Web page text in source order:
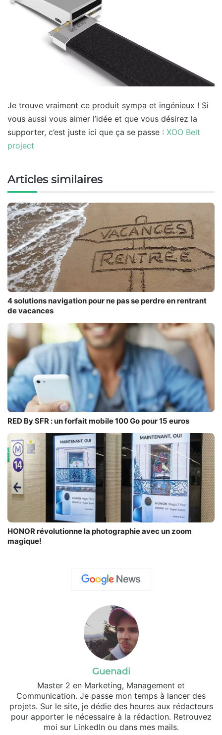
Je trouve vraiment ce produit sympa et ingénieux ! Si
vous aussi vous aimer l’idée et que vous désirez la
supporter, c’est juste ici que ça se passe : XOO Belt
project
Articles similaires
4 solutions navigation pour ne pas se perdre en rentrant
de vacances
RED By SFR : un forfait mobile 100 Go pour 15 euros
HONOR révolutionne la photographie avec un zoom
magique!
Guenadi
Master 2 en Marketing, Management et
Communication. Je passe mon temps à lancer des
projets. Sur le site, je dédie des heures aux rédacteurs
pour apporter le nécessaire à la rédaction. Retrouvez
moi sur LinkedIn ou dans mes mails.